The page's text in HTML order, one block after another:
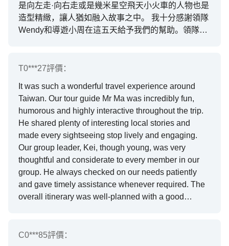
是向左走·向右走或是幾米星空飛天小火車的人物也是
造型精緻，讓人猶如融入故事之中。 我十分感謝領隊
Wendy和導遊小周在這五天給予我們的幫助。領隊
外，當我們在旅程第一天遇上電話卡無法使用的問
成功解決了電話卡的問題。
T0***27評價：
It was such a wonderful travel experience around
Taiwan. Our tour guide Mr Ma was incredibly fun,
humorous and highly interactive throughout the trip.
He shared plenty of interesting local stories and
made every sightseeing stop lively and engaging.
Our group leader, Kei, though young, was very
thoughtful and considerate to every member in our
group. He always checked on our needs patiently
and gave timely assistance whenever required. The
overall itinerary was well‑planned with a good
scenery at a comfortable pace. I truly enjoyed this
C0***85評價：